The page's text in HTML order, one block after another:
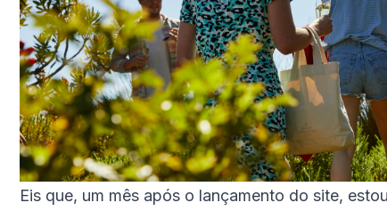
Eis que, um mês após o lançamento do site,